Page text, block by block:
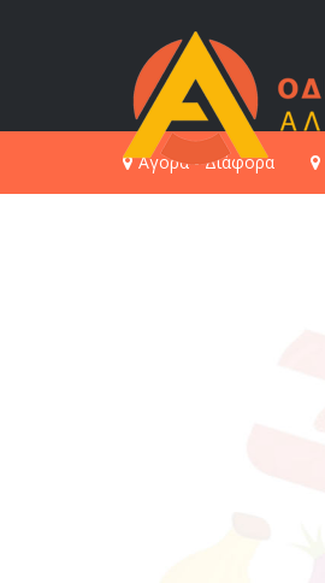
Αγορά - Διάφορα